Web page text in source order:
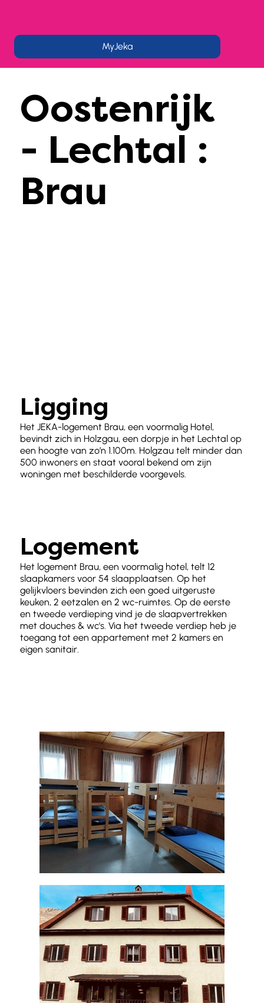
MyJeka
Oostenrijk
- Lechtal :
Brau
Ligging
Het JEKA-logement Brau, een voormalig Hotel,
bevindt zich in Holzgau, een dorpje in het Lechtal op
een hoogte van zo’n 1.100m. Holgzau telt minder dan
500 inwoners en staat vooral bekend om zijn
woningen met beschilderde voorgevels.
Logement
Het logement Brau, een voormalig hotel, telt 12
slaapkamers voor 54 slaapplaatsen. Op het
gelijkvloers bevinden zich een goed uitgeruste
keuken, 2 eetzalen en 2 wc-ruimtes. Op de eerste
en tweede verdieping vind je de slaapvertrekken
met douches & wc's. Via het tweede verdiep heb je
toegang tot een appartement met 2 kamers en
eigen sanitair.